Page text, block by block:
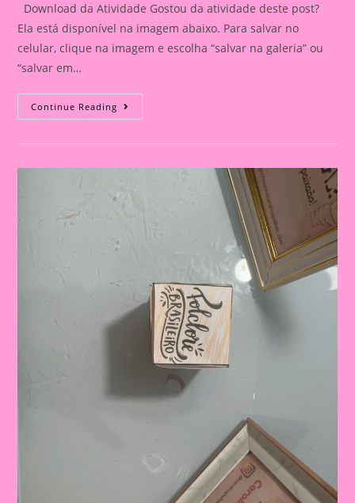
Download da Atividade Gostou da atividade deste post?
Ela está disponível na imagem abaixo. Para salvar no
celular, clique na imagem e escolha “salvar na galeria” ou
“salvar em…
Continue Reading Atividade
Fácil
O